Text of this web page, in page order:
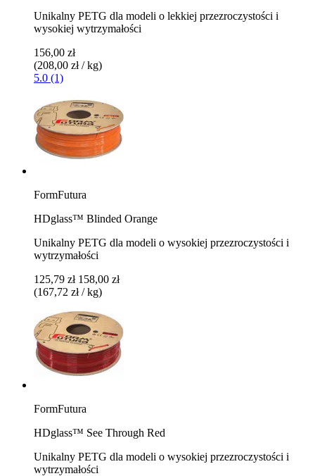
Unikalny PETG dla modeli o lekkiej przezroczystości i
wysokiej wytrzymałości
156,00 zł
(208,00 zł / kg)
5.0 (1)
FormFutura
HDglass™ Blinded Orange
Unikalny PETG dla modeli o wysokiej przezroczystości i
wytrzymałości
125,79 zł 158,00 zł
(167,72 zł / kg)
FormFutura
HDglass™ See Through Red
Unikalny PETG dla modeli o wysokiej przezroczystości i
wytrzymałości